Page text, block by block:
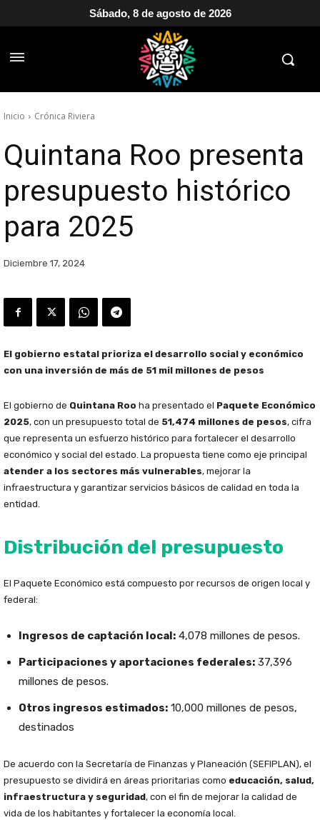
Sábado, 8 de agosto de 2026
Inicio Crónica Riviera
Quintana Roo presenta
presupuesto histórico
para 2025
Diciembre 17, 2024
El gobierno estatal prioriza el desarrollo social y económico
con una inversión de más de 51 mil millones de pesos
El gobierno de Quintana Roo ha presentado el Paquete Económico
2025, con un presupuesto total de 51,474 millones de pesos, cifra
que representa un esfuerzo histórico para fortalecer el desarrollo
económico y social del estado. La propuesta tiene como eje principal
atender a los sectores más vulnerables, mejorar la
infraestructura y garantizar servicios básicos de calidad en toda la
entidad.
Distribución del presupuesto
El Paquete Económico está compuesto por recursos de origen local y
federal:
Ingresos de captación local: 4,078 millones de pesos.
Participaciones y aportaciones federales: 37,396
millones de pesos.
Otros ingresos estimados: 10,000 millones de pesos,
destinados
De acuerdo con la Secretaría de Finanzas y Planeación (SEFIPLAN), el
presupuesto se dividirá en áreas prioritarias como educación, salud,
infraestructura y seguridad, con el fin de mejorar la calidad de
vida de los habitantes y fortalecer la economía local.